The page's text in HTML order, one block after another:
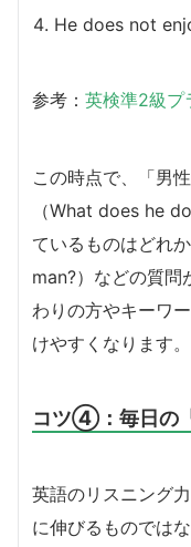
He does not
参考： 英検準2級プ
この時点で、「男
（What does he
ているものはどれ
man?）などの質問
わりの方やキーワ
けやすくなります。
コツ④：毎日の
英語のリスニング
に伸びるものでは